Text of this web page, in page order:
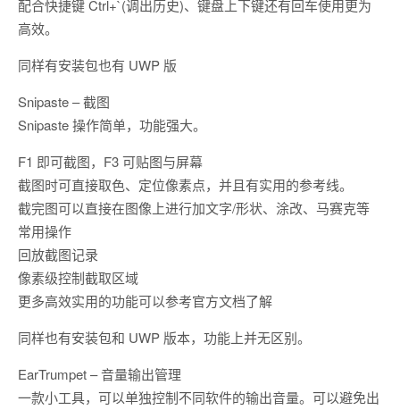
配合快捷键 Ctrl+`(调出历史)、键盘上下键还有回车使用更为
高效。
同样有安装包也有 UWP 版
Snipaste – 截图
Snipaste 操作简单，功能强大。
F1 即可截图，F3 可贴图与屏幕
截图时可直接取色、定位像素点，并且有实用的参考线。
截完图可以直接在图像上进行加文字/形状、涂改、马赛克等
常用操作
回放截图记录
像素级控制截取区域
更多高效实用的功能可以参考官方文档了解
同样也有安装包和 UWP 版本，功能上并无区别。
EarTrumpet – 音量输出管理
一款小工具，可以单独控制不同软件的输出音量。可以避免出